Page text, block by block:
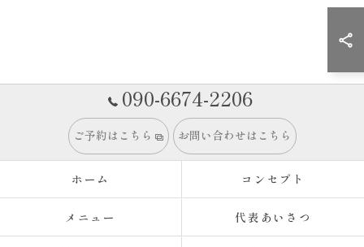
090-6674-2206
ご予約はこちら お問い合わせはこちら
ホーム コンセプト
メニュー 代表あいさつ